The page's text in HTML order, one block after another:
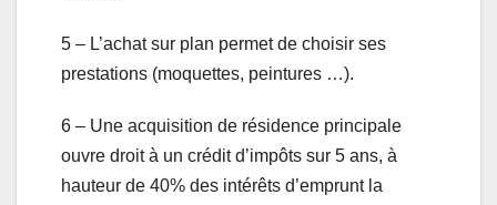
5 – L’achat sur plan permet de choisir ses
prestations (moquettes, peintures …).
6 – Une acquisition de résidence principale
ouvre droit à un crédit d’impôts sur 5 ans, à
hauteur de 40% des intérêts d’emprunt la